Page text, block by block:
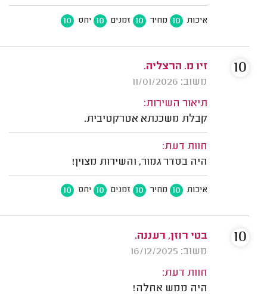
איכות 10 מחיר 10 זמנים 10 יחס 10
זיו מ. הרצליה.
משוב: 11/01/2026
תיאור השירות:
קבלת משכנתא אטרקטיבית.
חוות דעת:
היה בסדר גמור, והשירות מצוין!
איכות 10 מחיר 10 זמנים 10 יחס 10
10
בטי רוזן, רעננה.
משוב: 16/12/2025
חוות דעת:
היה ממש אחלה!
10